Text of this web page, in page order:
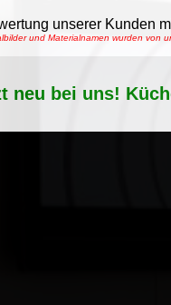
unserer Kunden
und Materialnamen wurden von
neu bei uns!